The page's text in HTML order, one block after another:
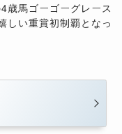
馬ゴーゴーグレース
しい重賞初制覇となっ